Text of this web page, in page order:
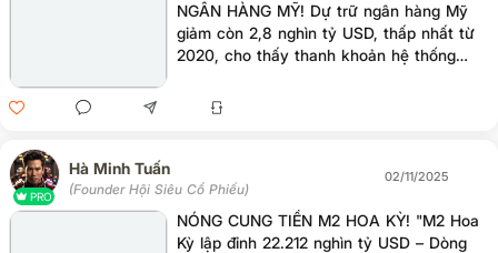
NGÂN HÀNG MỸ! Dự trữ ngân hàng Mỹ
giảm còn 2,8 nghìn tỷ USD, thấp nhất từ
2020, cho thấy thanh khoản hệ thống
FED buộc phải bơm tiền trở lại (29 tỷ
trường tài sản tài chính !
PRO
Hà Minh Tuấn
(Founder Hội Siêu Cổ Phiếu)
02/11/2025
NÓNG CUNG TIỀN M2 HOA KỲ! "M2 Hoa
Kỳ lập đỉnh 22.212 nghìn tỷ USD – Dòng